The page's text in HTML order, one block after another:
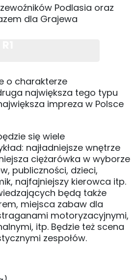
Podlasia oraz
dla Grajewa
o charakterze
największa tego typu
impreza w Polsce
się wiele
najładniejsze wnętrze
ciężarówka w wyborze
publiczności, dzieci,
najfajniejszy kierowca itp.
będą także
miejsca zabaw dla
motoryzacyjnymi,
itp. Będzie też scena
zespołów.